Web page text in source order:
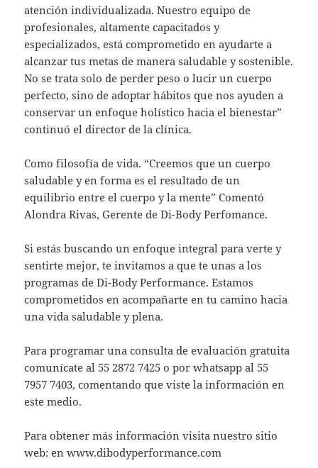
atención individualizada. Nuestro equipo de
profesionales, altamente capacitados y
especializados, está comprometido en ayudarte a
alcanzar tus metas de manera saludable y sostenible.
No se trata solo de perder peso o lucir un cuerpo
perfecto, sino de adoptar hábitos que nos ayuden a
conservar un enfoque holístico hacia el bienestar”
continuó el director de la clínica.
Como filosofía de vida. “Creemos que un cuerpo
saludable y en forma es el resultado de un
equilibrio entre el cuerpo y la mente” Comentó
Alondra Rivas, Gerente de Di-Body Perfomance.
Si estás buscando un enfoque integral para verte y
sentirte mejor, te invitamos a que te unas a los
programas de Di-Body Performance. Estamos
comprometidos en acompañarte en tu camino hacia
una vida saludable y plena.
Para programar una consulta de evaluación gratuita
comunícate al 55 2872 7425 o por whatsapp al 55
7957 7403, comentando que viste la información en
este medio.
Para obtener más información visita nuestro sitio
web: en www.dibodyperformance.com